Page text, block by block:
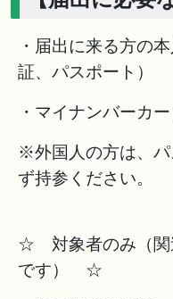
・届出に来る方の
証、パスポート）
・マイナンバーカー
※外国人の方は、
ず持参ください。
☆ 対象者のみ（関
です） ☆